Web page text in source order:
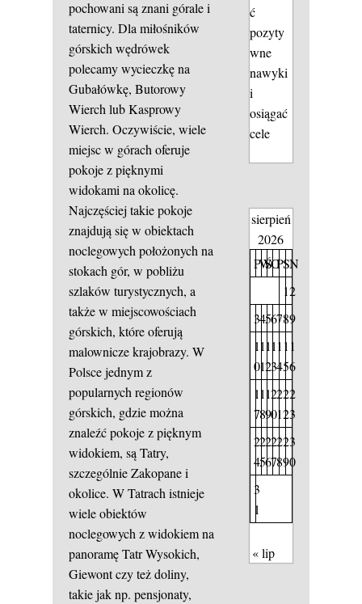
pochowani są znani górale i
taternicy. Dla miłośników
górskich wędrówek
polecamy wycieczkę na
Gubałówkę, Butorowy
Wierch lub Kasprowy
Wierch. Oczywiście, wiele
miejsc w górach oferuje
pokoje z pięknymi
widokami na okolicę.
Najczęściej takie pokoje
znajdują się w obiektach
noclegowych położonych na
stokach gór, w pobliżu
szlaków turystycznych, a
także w miejscowościach
górskich, które oferują
malownicze krajobrazy. W
Polsce jednym z
popularnych regionów
górskich, gdzie można
znaleźć pokoje z pięknym
widokiem, są Tatry,
szczególnie Zakopane i
okolice. W Tatrach istnieje
wiele obiektów
noclegowych z widokiem na
panoramę Tatr Wysokich,
Giewont czy też doliny,
takie jak np. pensjonaty,
ć
pozyty
wne
nawyki
i
osiągać
cele
sierpień
2026
PW
ŚCPSN
12
3456789
1
0
1
1
1
2
1
3
1
4
1
5
1
6
1
7
1
8
1
9
2
0
2
1
2
2
2
3
2
4
2
5
2
6
2
7
2
8
2
9
3
0
3
1
« lip